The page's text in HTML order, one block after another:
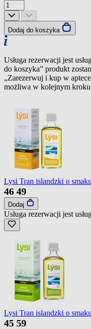
Dodaj do koszyka
Usługa rezerwacji jest
do koszyka” produkt
„Zarezerwuj i kup w
możliwa w kolejnym
Lysi Tran islandzki o
46 49
Dodaj
Usługa rezerwacji jest
Lysi Tran islandzki o
45 59